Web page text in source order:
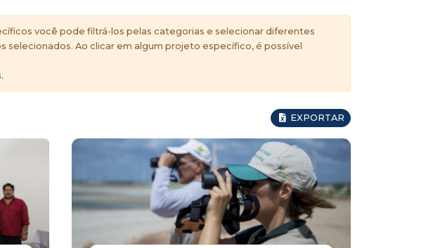
você pode filtrá-los pelas categorias e selecionar diferentes
Ao clicar em algum projeto específico, é possível
EXPORTAR